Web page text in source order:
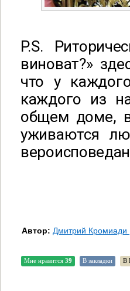
P.S.
виноват?»
что у
каждого из
общем доме,
уживаются
Автор: Дмитрий Кромиади
Мне нравится 39 В закладки В